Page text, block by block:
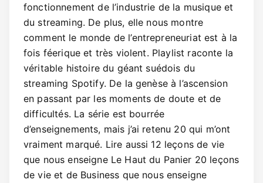
fonctionnement de l’industrie de la musique et
du streaming. De plus, elle nous montre
comment le monde de l’entrepreneuriat est à la
fois féerique et très violent. Playlist raconte la
véritable histoire du géant suédois du
streaming Spotify. De la genèse à l’ascension
en passant par les moments de doute et de
difficultés. La série est bourrée
d’enseignements, mais j’ai retenu 20 qui m’ont
vraiment marqué. Lire aussi 12 leçons de vie
que nous enseigne Le Haut du Panier 20 leçons
de vie et de Business que nous enseigne